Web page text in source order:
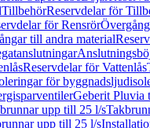
TillbehörReservdelar för
för Rensrör
till andra material
Reservdelar för Vattenlås
för
Geberit Pluvia
upp till 25 l/s
upp till 25 l/s